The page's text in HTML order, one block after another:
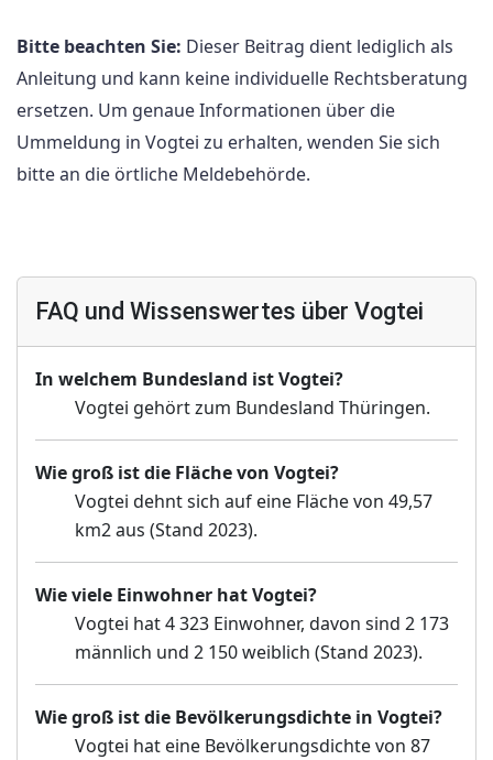
Bitte beachten Sie: Dieser Beitrag dient lediglich als
Anleitung und kann keine individuelle Rechtsberatung
ersetzen. Um genaue Informationen über die
Ummeldung in Vogtei zu erhalten, wenden Sie sich
bitte an die örtliche Meldebehörde.
FAQ und Wissenswertes über Vogtei
In welchem Bundesland ist Vogtei?
Vogtei gehört zum Bundesland Thüringen.
Wie groß ist die Fläche von Vogtei?
Vogtei dehnt sich auf eine Fläche von 49,57
km2 aus (Stand 2023).
Wie viele Einwohner hat Vogtei?
Vogtei hat 4 323 Einwohner, davon sind 2 173
männlich und 2 150 weiblich (Stand 2023).
Wie groß ist die Bevölkerungsdichte in Vogtei?
Vogtei hat eine Bevölkerungsdichte von 87